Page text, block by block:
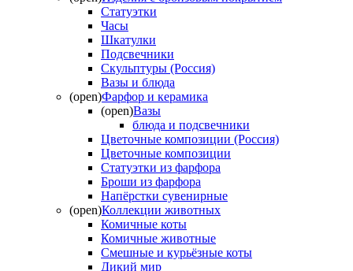
Статуэтки
Часы
Шкатулки
Подсвечники
Скульптуры (Россия)
Вазы и блюда
(open)Фарфор и керамика
(open)Вазы
блюда и подсвечники
Цветочные композиции (Россия)
Цветочные композиции
Статуэтки из фарфора
Броши из фарфора
Напёрстки сувенирные
(open)Коллекции животных
Комичные коты
Комичные животные
Смешные и курьёзные коты
Дикий мир